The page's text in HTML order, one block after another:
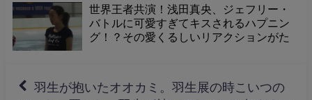
世界王者共演！浅田真央、ジェフリー・
バトルに可愛すぎてキスされるハプニン
グ！？その愛くるしいリアクションがた
羽生が抱いたオオカミ。羽生展の時こいつの